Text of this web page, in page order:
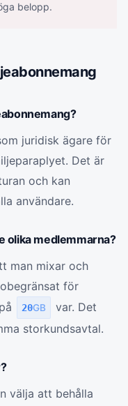
belopp.
juridisk ägare för
Det är
och kan
användare.
olika medlemmarna?
man mixar och
för
20GB
var. Det
storkundsavtal.
välja att behålla